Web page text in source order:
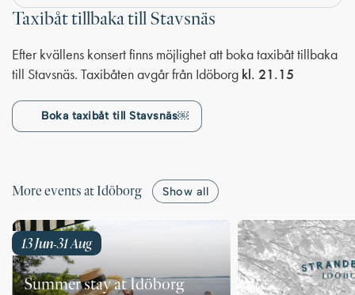
Taxibåt tillbaka till Stavsnäs
Efter kvällens konsert finns möjlighet att boka taxibåt tillbaka
till Stavsnäs. Taxibåten avgår från Idöborg kl. 21.15
Boka taxibåt till Stavsnäs￼
More events at Idöborg Show all
13 Jun-31 Aug
Summer stay at Idöborg